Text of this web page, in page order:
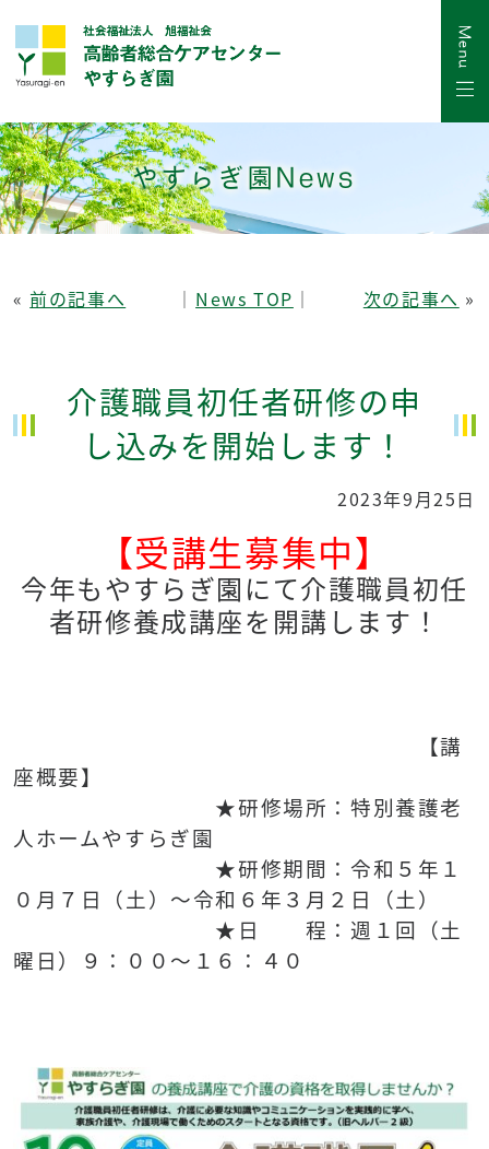
やすらぎ園News
« 前の記事へ │ News TOP │ 次の記事へ »
介護職員初任者研修の申
し込みを開始します！
2023年9月25日
【受講生募集中】
今年もやすらぎ園にて介護職員初任
者研修養成講座を開講します！
【講
座概要】
★研修場所：特別養護老
人ホームやすらぎ園
★研修期間：令和５年１
０月７日（土）～令和６年３月２日（土）
★日 程：週１回（土
曜日）９：００～１６：４０